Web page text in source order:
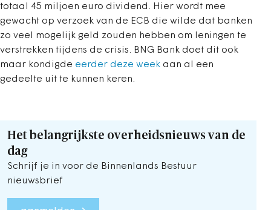
totaal 45 miljoen euro dividend. Hier wordt mee
gewacht op verzoek van de ECB die wilde dat banken
zo veel mogelijk geld zouden hebben om leningen te
verstrekken tijdens de crisis. BNG Bank doet dit ook
maar kondigde eerder deze week aan al een
gedeelte uit te kunnen keren.
Het belangrijkste overheidsnieuws van de
dag
Schrijf je in voor de Binnenlands Bestuur
nieuwsbrief